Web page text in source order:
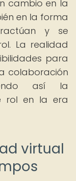
cambio en la
en la forma
y se
La realidad
para
colaboración
así la
rol en la era
virtual